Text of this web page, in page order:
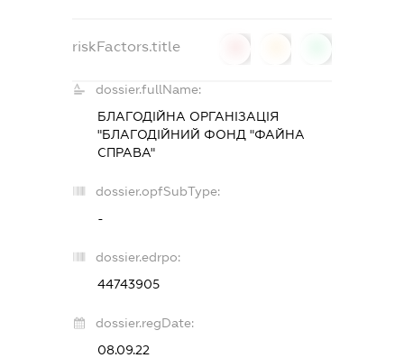
riskFactors.title
dossier.fullName:
БЛАГОДІЙНА ОРГАНІЗАЦІЯ
"БЛАГОДІЙНИЙ ФОНД "ФАЙНА
СПРАВА"
dossier.opfSubType:
-
dossier.edrpo:
44743905
dossier.regDate:
08.09.22